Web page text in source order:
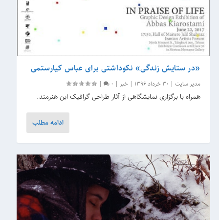
«در ستایش زندگی» نکوداشتی برای عباس کیارستمی
مدیر سایت | 30 خرداد 1396 | خبر |
0
|
همراه با برگزاری نمایشگاهی از آثار طراحی گرافیک این هنرمند.
ادامه مطلب